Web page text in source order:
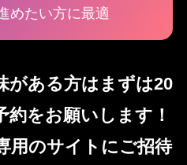
めたい方に最適
がある方はまずは20
約をお願いします！
用のサイトにご招待